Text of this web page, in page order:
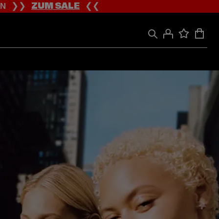
❯❯ZUM SALE❮❮